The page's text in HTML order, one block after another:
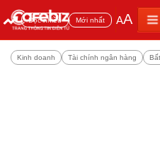
Đọc nhiều Mới nhất AA
Kinh doanh Tài chính ngân hàng